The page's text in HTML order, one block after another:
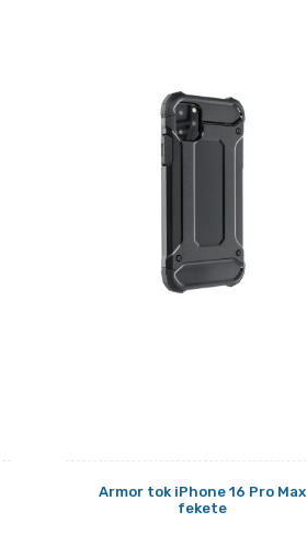
Armor tok iPhone 16 Pro Max
fekete